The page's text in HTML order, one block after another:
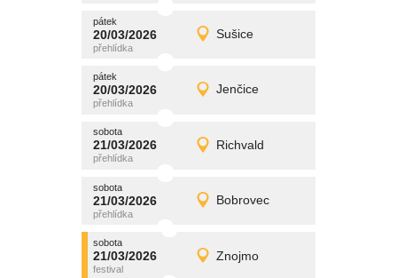
pátek
20/03/2026 Sušice
pátek
20/03/2026 Detail
promítání
pátek
20/03/2026 Jenčice
pátek
20/03/2026 Detail
promítání
sobota
21/03/2026 Richvald
sobota
21/03/2026 Detail
promítání
sobota
21/03/2026 Bobrovec
sobota
21/03/2026 Detail
promítání
sobota
21/03/2026 Znojmo
sobota
21/03/2026 Detail
promítání